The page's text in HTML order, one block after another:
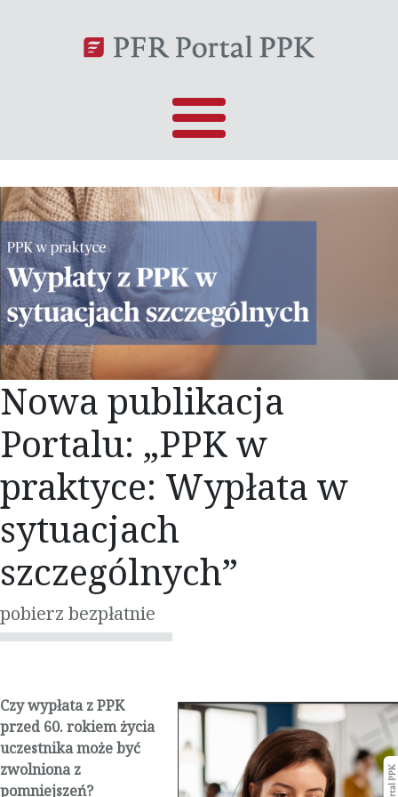
Nowa publikacja
Portalu: „PPK w
praktyce: Wypłata w
sytuacjach
szczególnych”
pobierz bezpłatnie
Czy wypłata z PPK
przed 60. rokiem życia
uczestnika może być
zwolniona z
pomniejszeń?